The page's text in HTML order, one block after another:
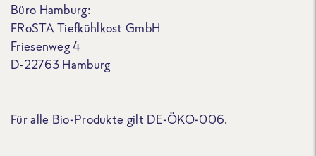
Büro Hamburg:
FRoSTA Tiefkühlkost GmbH
Friesenweg 4
D-22763 Hamburg
Für alle Bio-Produkte gilt DE-ÖKO-006.